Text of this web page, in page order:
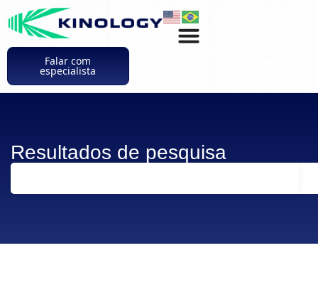
Falar com
especialista
Resultados de pesquisa